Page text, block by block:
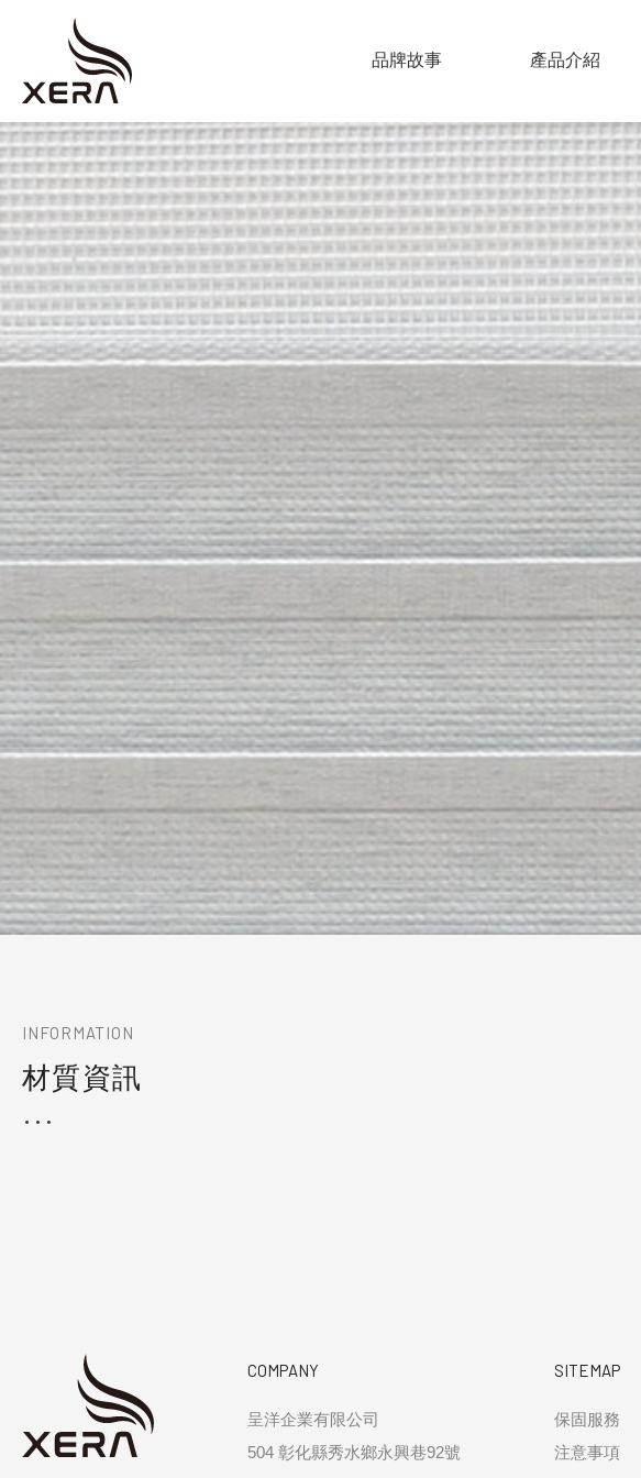
星
窗
飾
ABOUT US
品牌故事 PRODUCTS
產品介紹
PRODUCT
調光簾
捲簾
蜂巢簾
垂直柔紗簾
INFORMATION
材質資訊
COMPANY
呈洋企業有限公司
504 彰化縣秀水鄉永興巷92號
SITEMAP
保固服務
注意事項